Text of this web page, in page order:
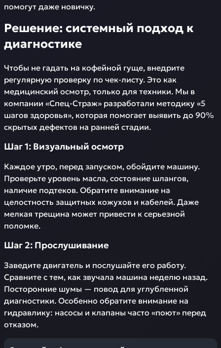
помогут даже новичку.
Решение: системный подход к
диагностике
Чтобы не гадать на кофейной гуще, внедрите
регулярную проверку по чек-листу. Это как
медицинский осмотр, только для техники. Мы в
компании «Спец-Страж» разработали методику «5
шагов здоровья», которая помогает выявить до 90%
скрытых дефектов на ранней стадии.
Шаг 1: Визуальный осмотр
Каждое утро, перед запуском, обойдите машину.
Проверьте уровень масла, состояние шлангов,
наличие подтеков. Обратите внимание на
целостность защитных кожухов и кабелей. Даже
мелкая трещина может привести к серьезной
поломке.
Шаг 2: Прослушивание
Заведите двигатель и послушайте его работу.
Сравните с тем, как звучала машина неделю назад.
Посторонние шумы — повод для углубленной
диагностики. Особенно обратите внимание на
гидравлику: насосы и клапаны часто «поют» перед
отказом.